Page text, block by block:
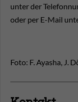
unter der
oder per E-Mail
Foto: F. Ayasha, J.